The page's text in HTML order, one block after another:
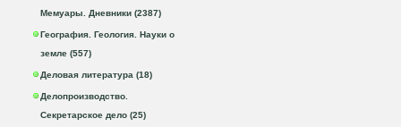
Мемуары. Дневники (2387)
География. Геология. Науки о
земле (557)
Деловая литература (18)
Делопроизводство.
Секретарское дело (25)